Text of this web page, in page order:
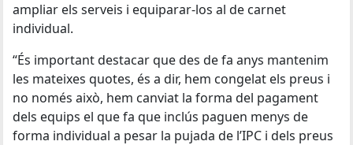
ampliar els serveis i equiparar-los al de carnet
individual.
“És important destacar que des de fa anys mantenim
les mateixes quotes, és a dir, hem congelat els preus i
no només això, hem canviat la forma del pagament
dels equips el que fa que inclús paguen menys de
forma individual a pesar la pujada de l’IPC i dels preus